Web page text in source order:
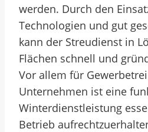
werden. Durch den
Technologien und gut
kann der Streudienst in
Flächen schnell und
Vor allem für
Unternehmen ist eine
Winterdienstleistung
Betrieb